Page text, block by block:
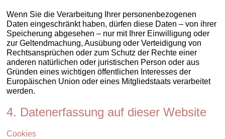
Wenn Sie die Verarbeitung Ihrer personenbezogenen
Daten eingeschränkt haben, dürfen diese Daten – von ihrer
Speicherung abgesehen – nur mit Ihrer Einwilligung oder
zur Geltendmachung, Ausübung oder Verteidigung von
Rechtsansprüchen oder zum Schutz der Rechte einer
anderen natürlichen oder juristischen Person oder aus
Gründen eines wichtigen öffentlichen Interesses der
Europäischen Union oder eines Mitgliedstaats verarbeitet
werden.
4. Datenerfassung auf dieser Website
Cookies